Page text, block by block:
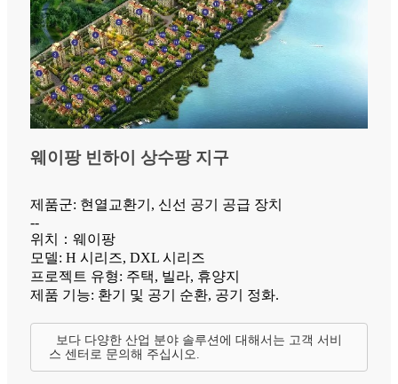
웨이팡 빈하이 상수팡 지구
제품군: 현열교환기, 신선 공기 공급 장치
--
위치：웨이팡
모델: H 시리즈, DXL 시리즈
프로젝트 유형: 주택, 빌라, 휴양지
제품 기능: 환기 및 공기 순환, 공기 정화.
보다 다양한 산업 분야 솔루션에 대해서는 고객 서비
스 센터로 문의해 주십시오.